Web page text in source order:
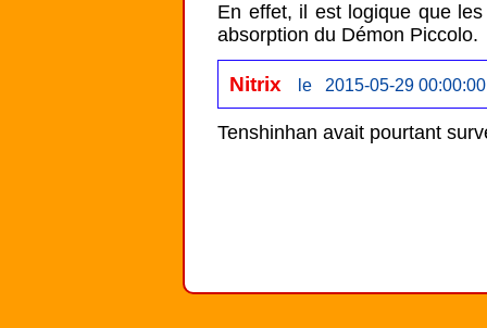
En effet, il est logique que
absorption du Démon Piccolo.
Nitrix le 2015-05-29 00:00:00
Tenshinhan avait pourtant